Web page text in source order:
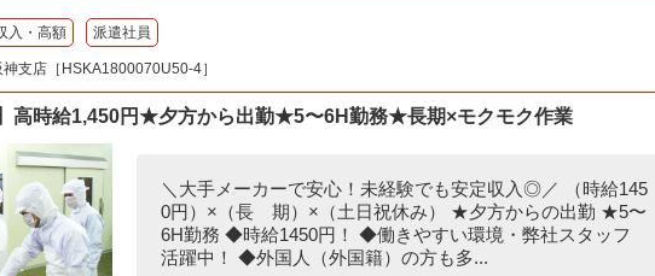
入・高額 派遣社員
支店［HSKA1800070U50-4］
】高時給1,450円★夕方から出勤★5〜6H勤務★長期×モクモク作業
＼大手メーカーで安心！未経験でも安定収入◎／ （時給145
0円）×（長 期）×（土日祝休み） ★夕方からの出勤 ★5〜
6H勤務 ◆時給1450円！ ◆働きやすい環境・弊社スタッフ
活躍中！ ◆外国人（外国籍）の方も多...